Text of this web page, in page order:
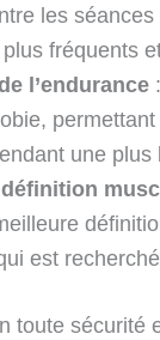
les
fréquents
l’endurance
une plus
est
toute sécurité